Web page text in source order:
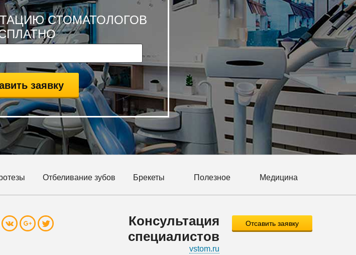
СТОМАТОЛОГОВ
Отбеливание зубов Брекеты Полезное Медицина
Консультация
специалистов
vstom.ru
Отсавить заявку